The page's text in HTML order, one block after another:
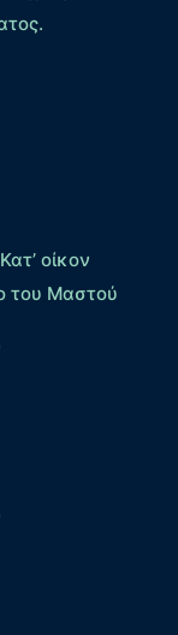
οίκον
του Μαστού